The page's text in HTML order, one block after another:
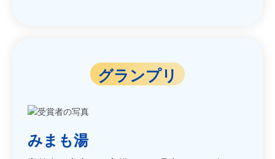
グランプリ
みまも湯